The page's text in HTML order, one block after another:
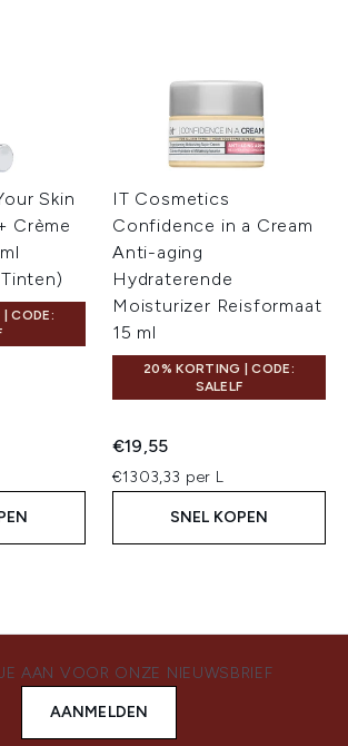
Skin
Crème
CODE:
IT Cosmetics
Confidence in a Cream
Anti-aging
Hydraterende
Moisturizer Reisformaat
15 ml
20% KORTING | CODE:
SALELF
€19,55
€1303,33 per L
SNEL KOPEN
AAN VOOR ONZE NIEUWSBRIEF
AANMELDEN